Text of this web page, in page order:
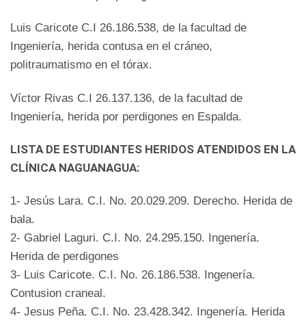
Luis Caricote C.I 26.186.538, de la facultad de
Ingeniería, herida contusa en el cráneo,
politraumatismo en el tórax.
Víctor Rivas C.I 26.137.136, de la facultad de
Ingeniería, herida por perdigones en Espalda.
LISTA DE ESTUDIANTES HERIDOS ATENDIDOS EN LA
CLÍNICA NAGUANAGUA:
1- Jesús Lara. C.I. No. 20.029.209. Derecho. Herida de
bala.
2- Gabriel Laguri. C.I. No. 24.295.150. Ingenería.
Herida de perdigones
3- Luis Caricote. C.I. No. 26.186.538. Ingenería.
Contusion craneal.
4- Jesus Peña. C.I. No. 23.428.342. Ingenería. Herida